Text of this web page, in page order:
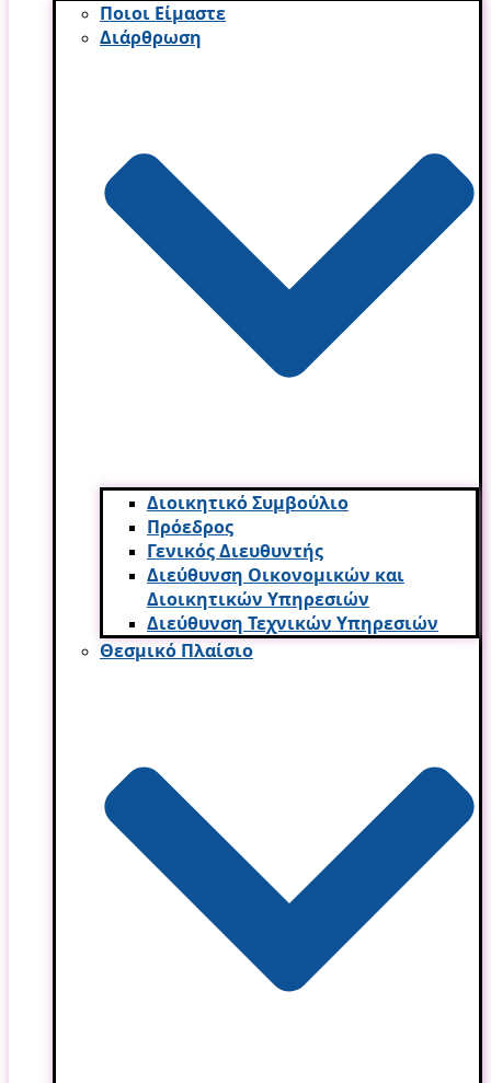
Ποιοι Είμαστε
Διάρθρωση
Διοικητικό Συμβούλιο
Πρόεδρος
Γενικός Διευθυντής
Διεύθυνση Οικονομικών και
Διοικητικών Υπηρεσι­ών
Διεύθυνση Τεχνικών Υπηρεσιών
Θεσμικό Πλαίσιο